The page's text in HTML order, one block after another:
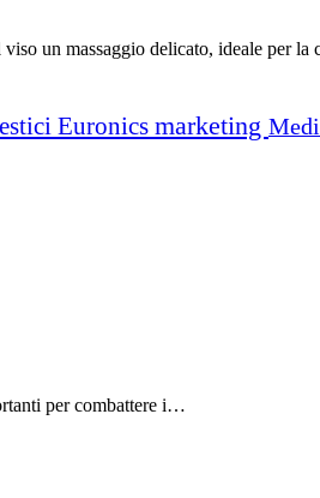
un massaggio delicato, ideale per la
Euronics marketing
per combattere i…